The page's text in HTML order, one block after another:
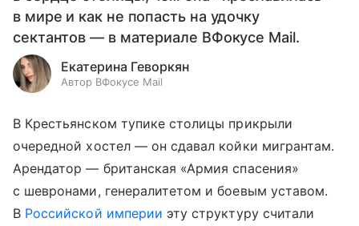
в мире и как не попасть на удочку
сектантов — в материале ВФокусе Mail.
Екатерина Геворкян
Автор ВФокусе Mail
В Крестьянском тупике столицы прикрыли
очередной хостел — он сдавал койки мигрантам.
Арендатор — британская «Армия спасения»
с шевронами, генералитетом и боевым уставом.
В Российской империи эту структуру считали